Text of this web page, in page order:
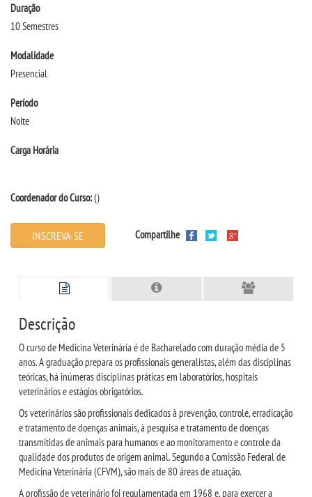
MATRÍCULA
PUBLICAÇÕES
DESTAQUES
REVISTAS ELETRÔNICAS
ANAIS EICI
UNIESP NEWS
BOLETINS
REPOSITÓRIO
Duração
10 Semestres
Modalidade
Presencial
Período
Noite
Carga Horária
Coordenador do Curso:()
INSCREVA-SE Compartilhe
Descrição
O curso de Medicina Veterinária é de Bacharelado com duração média de 5
anos. A graduação prepara os profissionais generalistas, além das disciplinas
teóricas, há inúmeras disciplinas práticas em laboratórios, hospitais
veterinários e estágios obrigatórios.
Os veterinários são profissionais dedicados à prevenção, controle, erradicação
e tratamento de doenças animais, à pesquisa e tratamento de doenças
transmitidas de animais para humanos e ao monitoramento e controle da
qualidade dos produtos de origem animal. Segundo a Comissão Federal de
Medicina Veterinária (CFVM), são mais de 80 áreas de atuação.
A profissão de veterinário foi regulamentada em 1968 e, para exercer a